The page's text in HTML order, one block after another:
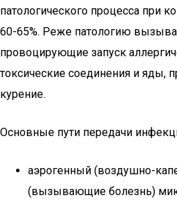
патологического процесса при
60-65%. Реже патологию
провоцирующие запуск
токсические соединения и яды,
курение.
Основные пути передачи
аэрогенный (воздушно-
(вызывающие болезнь)